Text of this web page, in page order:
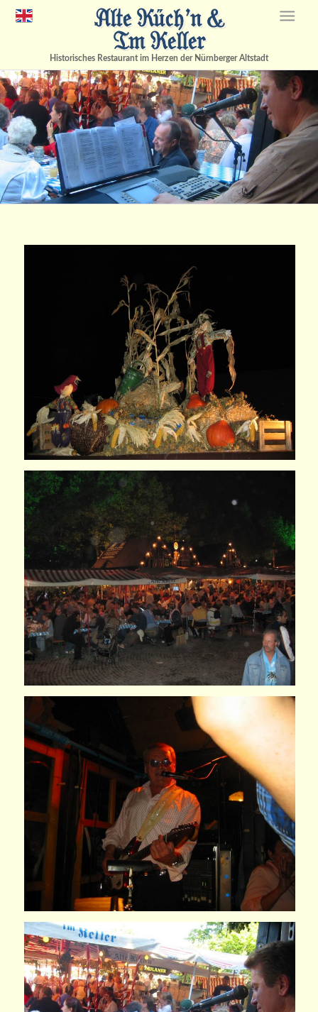
Alte Küch’n &
Im Keller
Historisches Restaurant im Herzen der Nürnberger Altstadt